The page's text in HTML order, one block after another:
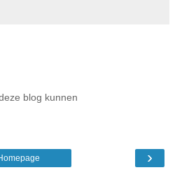
blog kunnen
›